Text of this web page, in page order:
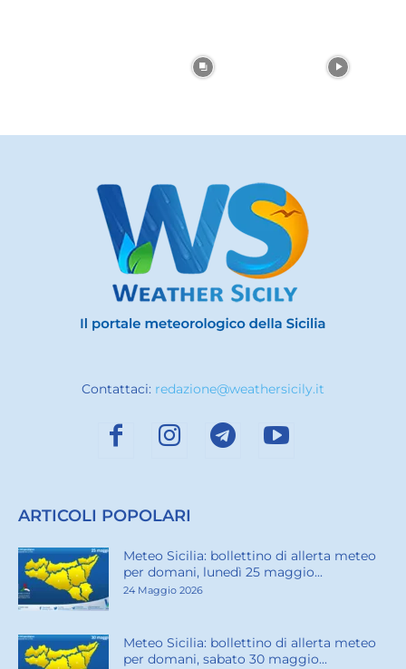
Contattaci: redazione@weathersicily.it
ARTICOLI POPOLARI
Meteo Sicilia: bollettino di allerta meteo
per domani, lunedì 25 maggio...
24 Maggio 2026
Meteo Sicilia: bollettino di allerta meteo
per domani, sabato 30 maggio...